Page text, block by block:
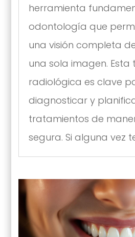
herramienta
odontología que
una visión completa
una sola imagen. Esta
radiológica es clave
diagnosticar y
tratamientos de
segura. Si alguna vez